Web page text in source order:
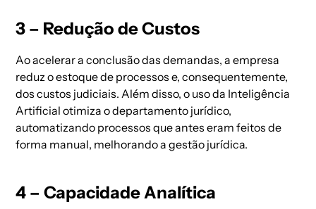
3 – Redução de Custos
Ao acelerar a conclusão das demandas, a empresa
reduz o estoque de processos e, consequentemente,
dos custos judiciais. Além disso, o uso da Inteligência
Artificial otimiza o departamento jurídico,
automatizando processos que antes eram feitos de
forma manual, melhorando a gestão jurídica.
4 – Capacidade Analítica